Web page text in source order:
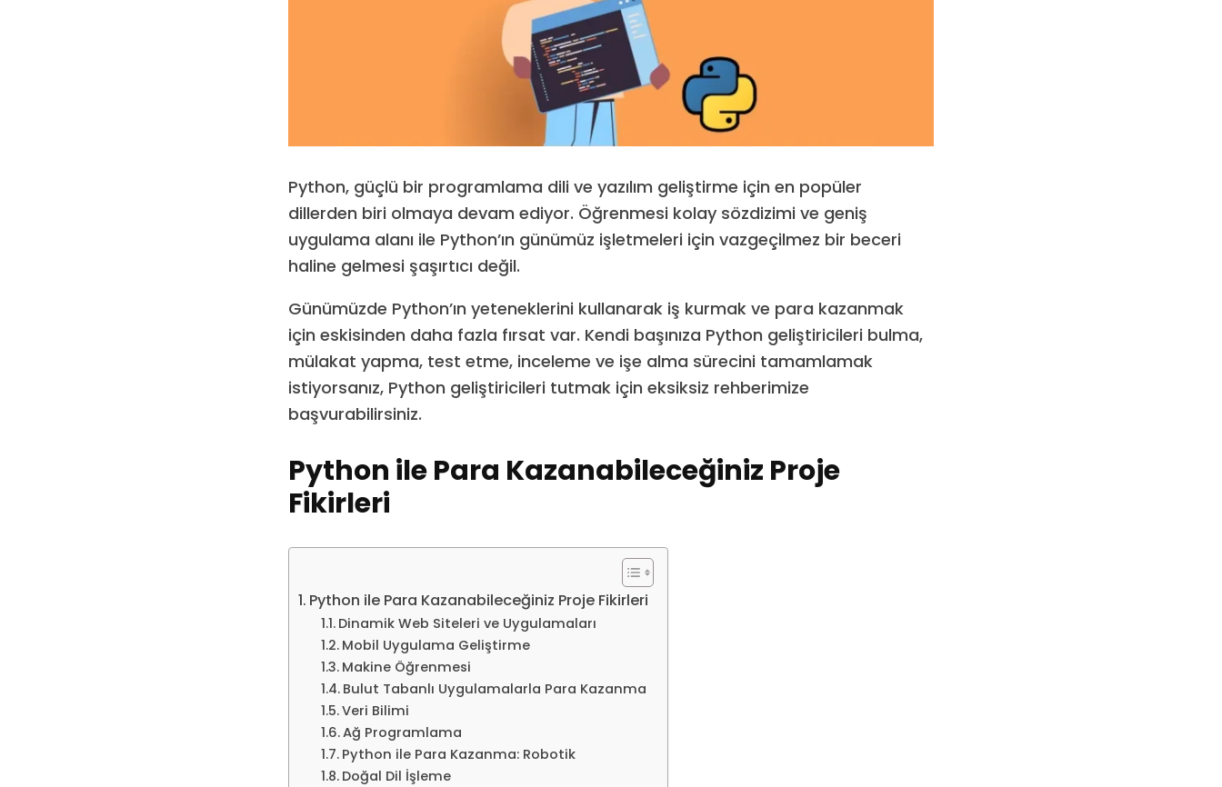
Python, güçlü bir programlama dili ve yazılım geliştirme için en popüler
dillerden biri olmaya devam ediyor. Öğrenmesi kolay sözdizimi ve geniş
uygulama alanı ile Python’ın günümüz işletmeleri için vazgeçilmez bir beceri
haline gelmesi şaşırtıcı değil.
Günümüzde Python’ın yeteneklerini kullanarak iş kurmak ve para kazanmak
için eskisinden daha fazla fırsat var. Kendi başınıza Python geliştiricileri bulma,
mülakat yapma, test etme, inceleme ve işe alma sürecini tamamlamak
istiyorsanız, Python geliştiricileri tutmak için eksiksiz rehberimize
başvurabilirsiniz.
Python ile Para Kazanabileceğiniz Proje
Fikirleri
Python ile Para Kazanabileceğiniz Proje Fikirleri
Dinamik Web Siteleri ve Uygulamaları
Mobil Uygulama Geliştirme
Makine Öğrenmesi
Bulut Tabanlı Uygulamalarla Para Kazanma
Veri Bilimi
Ağ Programlama
Python ile Para Kazanma: Robotik
Doğal Dil İşleme